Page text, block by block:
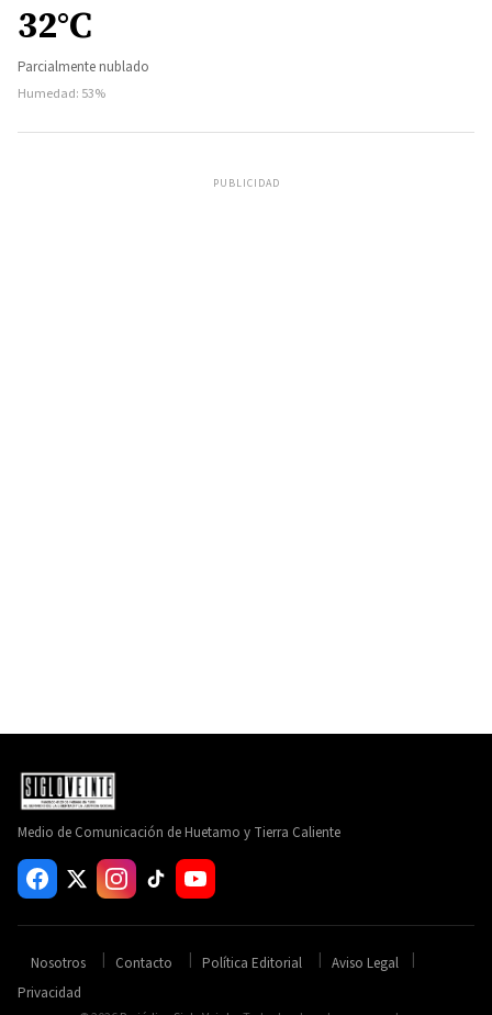
32°C
Parcialmente nublado
Humedad: 53%
PUBLICIDAD
Medio de Comunicación de Huetamo y Tierra Caliente
Nosotros Contacto Política Editorial
Aviso Legal
Privacidad